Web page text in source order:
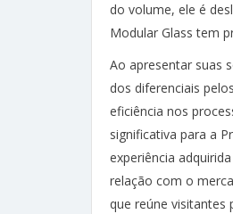
do volume, ele é
Modular Glass tem
Ao apresentar suas
dos diferenciais
eficiência nos
significativa para a
experiência
relação com o
que reúne visitantes